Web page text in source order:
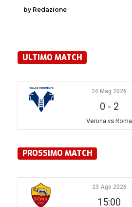
by Redazione
ULTIMO MATCH
24 Mag 2026
0 - 2
Verona vs Roma
PROSSIMO MATCH
23 Ago 2026
15:00